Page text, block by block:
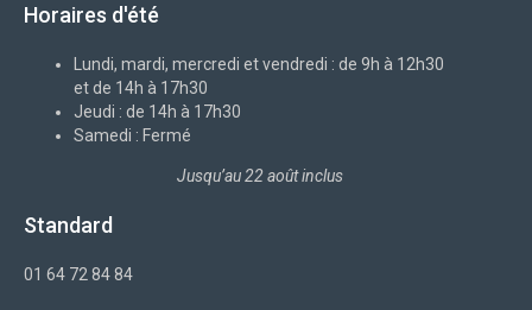
o
x
m
Horaires d'été
Lundi, mardi, mercredi et vendredi : de 9h à 12h30
et de 14h à 17h30
Jeudi : de 14h à 17h30
Samedi : Fermé
Jusqu’au 22 août inclus
Standard
01 64 72 84 84